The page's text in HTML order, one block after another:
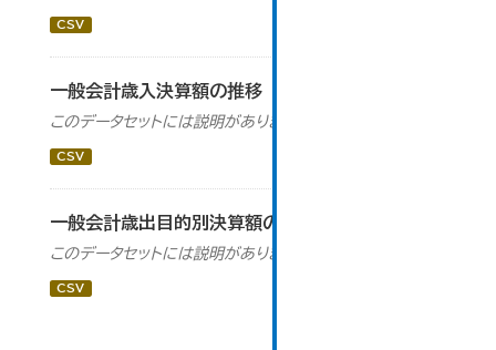
CSV
一般会計歳入決算額の推移
このデータセットには説明がありません
CSV
一般会計歳出目的別決算額の推移
このデータセットには説明がありません
CSV